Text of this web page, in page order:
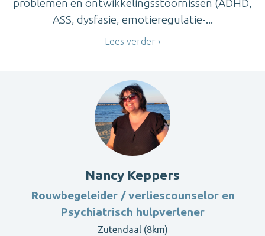
problemen en ontwikkelingsstoornissen (ADHD,
ASS, dysfasie, emotieregulatie-...
Lees verder
Nancy Keppers
Rouwbegeleider / verliescounselor en
Psychiatrisch hulpverlener
Zutendaal (8km)